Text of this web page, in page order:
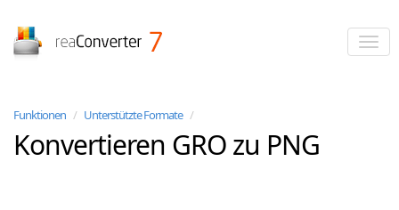
Funktionen / Unterstützte Formate /
Konvertieren GRO zu PNG